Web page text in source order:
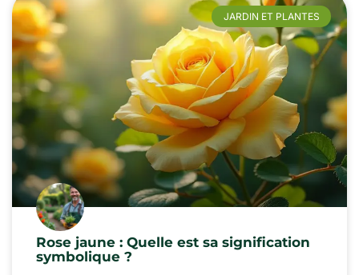
JARDIN ET PLANTES
Rose jaune : Quelle est sa signification
symbolique ?